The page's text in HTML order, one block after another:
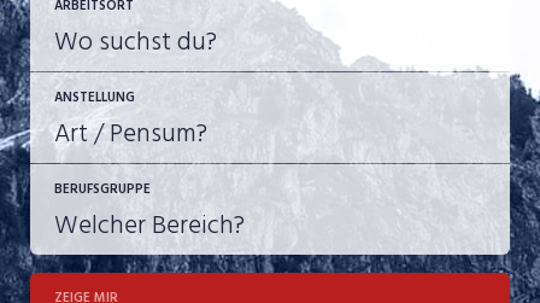
ARBEITSORT
ANSTELLUNG
JOB-TYP
Festanstellung
BERUFSGRUPPE
ZEIGE MIR